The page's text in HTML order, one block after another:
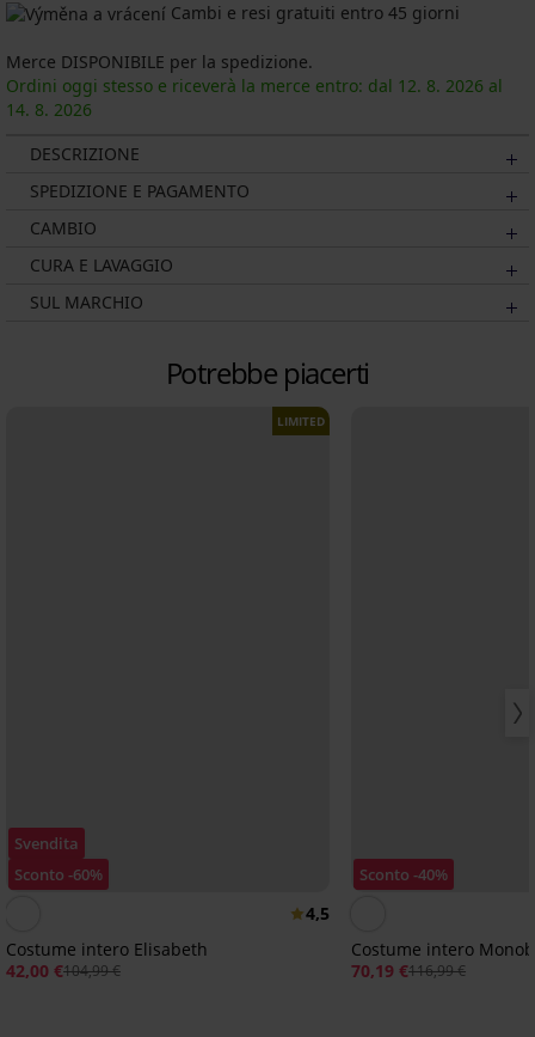
Cambi e resi gratuiti entro 45 giorni
Merce DISPONIBILE per la spedizione.
Ordini oggi stesso e riceverà la merce entro: dal 12. 8. 2026 al
14. 8. 2026
DESCRIZIONE
SPEDIZIONE E PAGAMENTO
CAMBIO
CURA E LAVAGGIO
SUL MARCHIO
Potrebbe piacerti
Svendita
Sconto -60%
LIMITED
4,5
Costume intero Elisabeth
42,00 €104,99 €
Sconto -40%
Costume intero
70,19 €116,99 €